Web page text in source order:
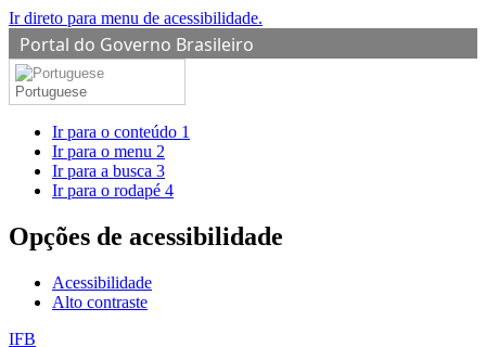
Ir direto para menu de acessibilidade.
Portal do Governo Brasileiro
Portuguese
Ir para o conteúdo 1
Ir para o menu 2
Ir para a busca 3
Ir para o rodapé 4
Opções de acessibilidade
Acessibilidade
Alto contraste
IFB